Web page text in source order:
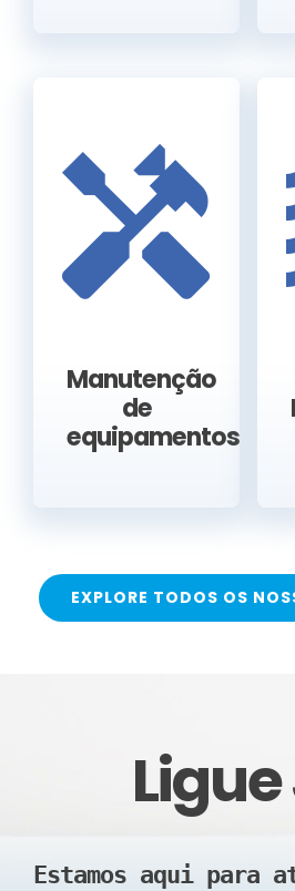
Manutenção
de
equipamentos.
EXPLORE TODOS OS
Estamos aqui para